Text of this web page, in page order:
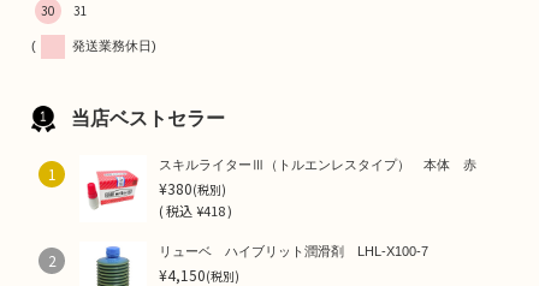
30
31
( 発送業務休日)
当店ベストセラー
1 スキルライターⅢ（トルエンレスタイプ） 本体 赤
¥380(税別)
(税込¥418 )
2 リューベ ハイブリット潤滑剤 LHL-X100-7
¥4,150(税別)